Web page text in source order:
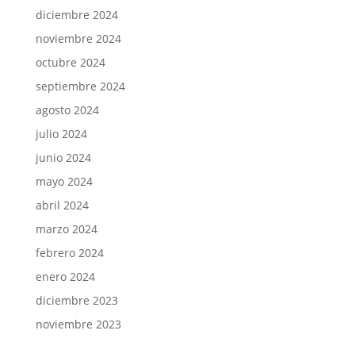
diciembre 2024
noviembre 2024
octubre 2024
septiembre 2024
agosto 2024
julio 2024
junio 2024
mayo 2024
abril 2024
marzo 2024
febrero 2024
enero 2024
diciembre 2023
noviembre 2023